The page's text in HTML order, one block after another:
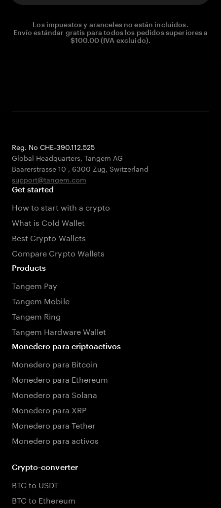
Los impuestos y aranceles no están incluidos.
Envío estándar gratis para todos los pedidos superiores a
$100.00 (IVA excluido).
Reg. No CHE-390.112.525
Global Headquarters, Tangem AG
Baarerstrasse 10 , 6300 Zug, Switzerland
support@tangem.com
Get started
How to start with a crypto
What is Cold Wallet
Best Crypto Wallets
Compare Crypto Wallets
Products
Tangem Pay
Tangem Mobile
Tangem Ring
Tangem Hardware Wallet
Monedero para criptoactivos
Monedero para Bitcoin
Monedero para Ethereum
Monedero para Solana
Monedero para XRP
Monedero para Tether
Monedero para activos
Crypto-converter
BTC to USDT
BTC to Ethereum